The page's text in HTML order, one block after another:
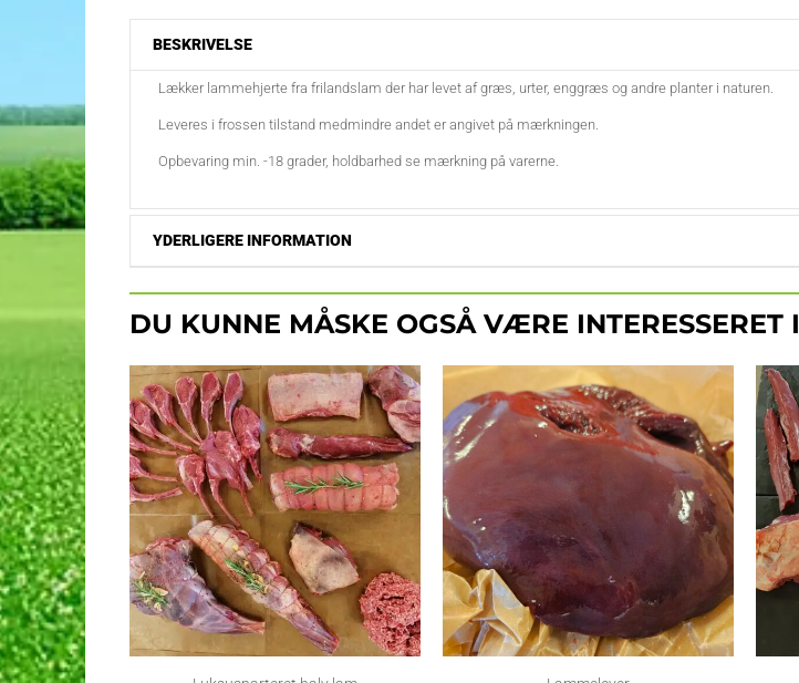
BESKRIVELSE
Lækker lammehjerte fra frilandslam der har levet af græs, urter, enggræs og andre planter i naturen.
Leveres i frossen tilstand medmindre andet er angivet på mærkningen.
Opbevaring min. -18 grader, holdbarhed se mærkning på varerne.
YDERLIGERE INFORMATION
DU KUNNE MÅSKE OGSÅ VÆRE INTERESSERET I